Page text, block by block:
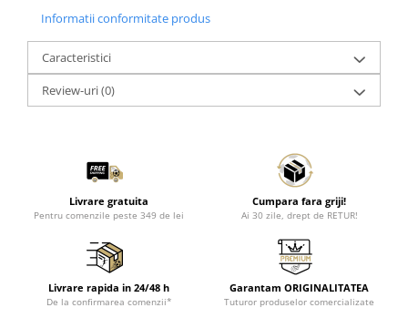
Informatii conformitate produs
Caracteristici
Review-uri(0)
Livrare gratuita
Pentru comenzile peste 349 de lei
Cumpara fara griji!
Ai 30 zile, drept de RETUR!
Livrare rapida in 24/48 h
De la confirmarea comenzii*
Garantam ORIGINALITATEA
Tuturor produselor comercializate